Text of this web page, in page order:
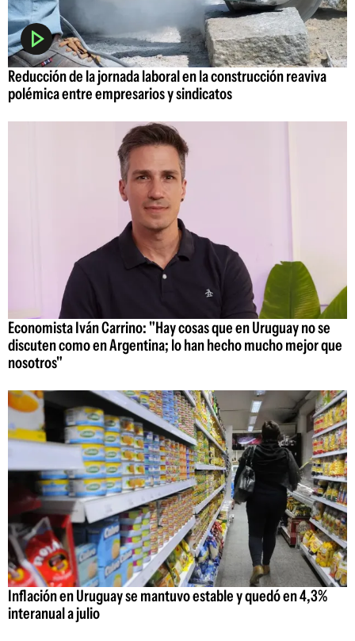
Reducción de la jornada laboral en la construcción reaviva
polémica entre empresarios y sindicatos
Economista Iván Carrino: "Hay cosas que en Uruguay no se
discuten como en Argentina; lo han hecho mucho mejor que
nosotros"
Inflación en Uruguay se mantuvo estable y quedó en 4,3%
interanual a julio